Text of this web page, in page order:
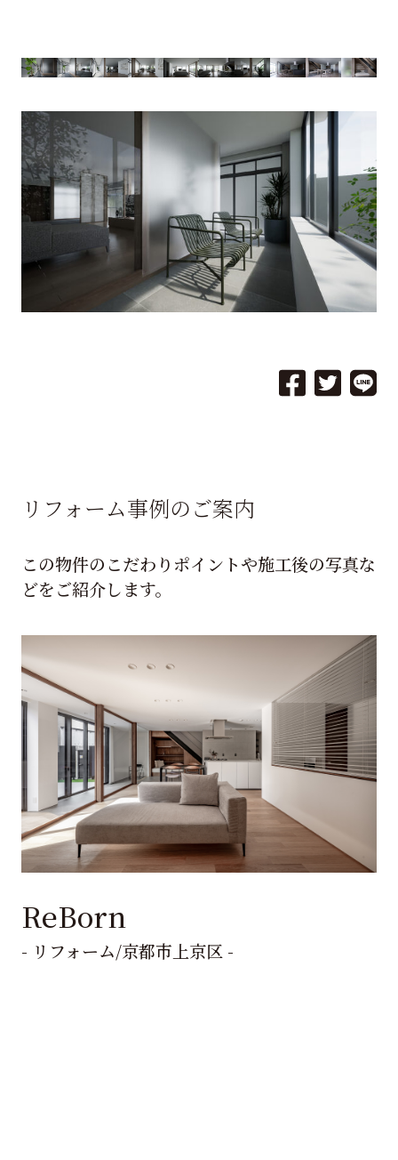
リフォーム事例のご案内
この物件のこだわりポイントや施工後の写真な
どをご紹介します。
ReBorn
- リフォーム/京都市上京区 -